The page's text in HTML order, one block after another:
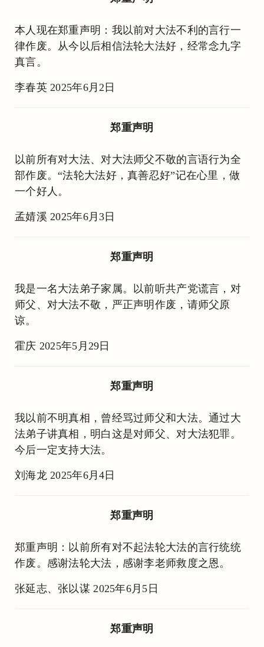
本人现在郑重声明：我以前对大法不利的言行一
律作废。从今以后相信法轮大法好，经常念九字
真言。
李春英 2025年6月2日
郑重声明
以前所有对大法、对大法师父不敬的言语行为全
部作废。“法轮大法好，真善忍好”记在心里，做
一个好人。
孟婧溪 2025年6月3日
郑重声明
我是一名大法弟子家属。以前听共产党谎言，对
师父、对大法不敬，严正声明作废，请师父原
谅。
霍庆 2025年5月29日
郑重声明
我以前不明真相，曾经骂过师父和大法。通过大
法弟子讲真相，明白这是对师父、对大法犯罪。
今后一定支持大法。
刘海龙 2025年6月4日
郑重声明
郑重声明：以前所有对不起法轮大法的言行统统
作废。感谢法轮大法，感谢李老师救度之恩。
张延志、张以谋 2025年6月5日
郑重声明